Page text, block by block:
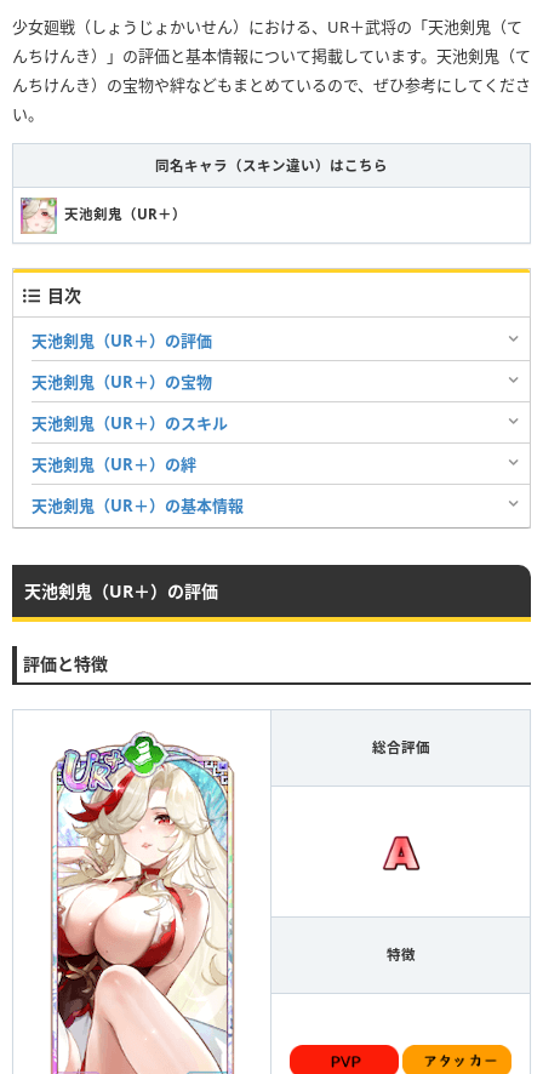
少女廻戦（しょうじょかいせん）における、UR＋武将の「天池剣鬼（て
んちけんき）」の評価と基本情報について掲載しています。天池剣鬼（て
んちけんき）の宝物や絆などもまとめているので、ぜひ参考にしてくださ
い。
同名キャラ（スキン違い）はこちら
天池剣鬼（UR＋）
目次
天池剣鬼（UR＋）の評価
天池剣鬼（UR＋）の宝物
天池剣鬼（UR＋）のスキル
天池剣鬼（UR＋）の絆
天池剣鬼（UR＋）の基本情報
天池剣鬼（UR＋）の評価
評価と特徴
総合評価
特徴